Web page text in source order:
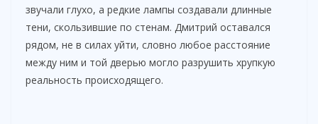
звучали глухо, а редкие лампы создавали длинные
тени, скользившие по стенам. Дмитрий оставался
рядом, не в силах уйти, словно любое расстояние
между ним и той дверью могло разрушить хрупкую
реальность происходящего.